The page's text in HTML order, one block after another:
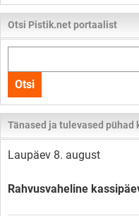
Otsi Pistik.net portaalist
kogu
lehelt
Otsi
Tänased ja tulevased pühad
Laupäev 8. august
Rahvusvaheline